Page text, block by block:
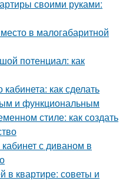
своими руками:
в малогабаритной
потенциал: как
как сделать
и функциональным
стиле: как создать
с диваном в
в квартире: советы и